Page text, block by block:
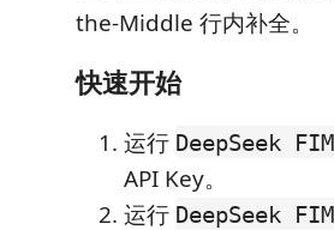
the-Middle 行内补全。
快速开始
运行 DeepSeek
API Key。
运行 DeepSeek